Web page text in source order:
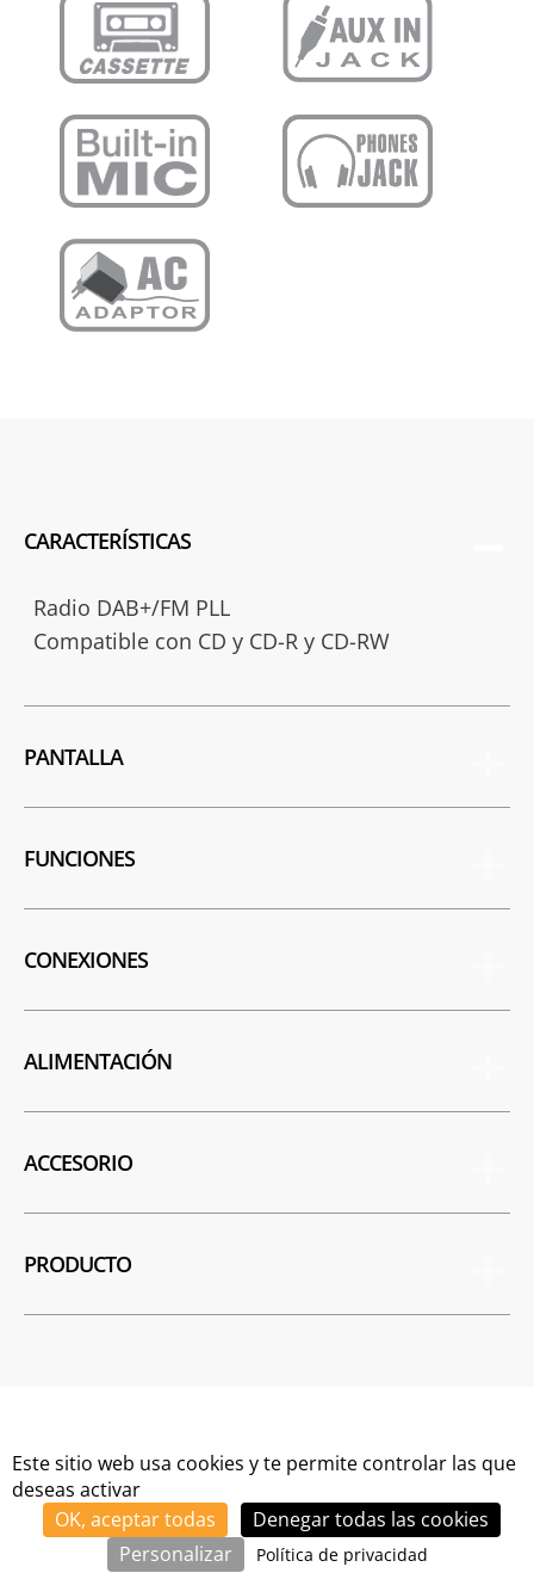
CARACTERÍSTICAS
Radio DAB+/FM PLL
Compatible con CD y CD-R y CD-RW
PANTALLA
FUNCIONES
CONEXIONES
ALIMENTACIÓN
ACCESORIO
PRODUCTO
Copyright © 2024 Oxygen All Rights Reserved
Este sitio web usa cookies y te permite controlar las que
deseas activar
OK, aceptar todas
Denegar todas las cookies
Personalizar
Política de privacidad